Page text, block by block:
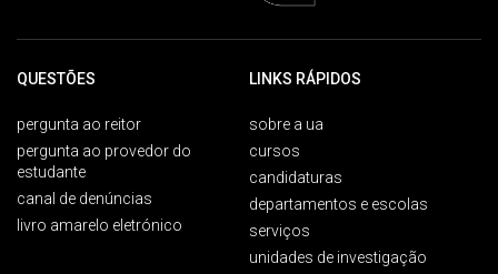
QUESTÕES
pergunta ao reitor
pergunta ao provedor do
estudante
canal de denúncias
livro amarelo eletrónico
LINKS RÁPIDOS
sobre a ua
cursos
candidaturas
departamentos e escolas
serviços
unidades de investigação